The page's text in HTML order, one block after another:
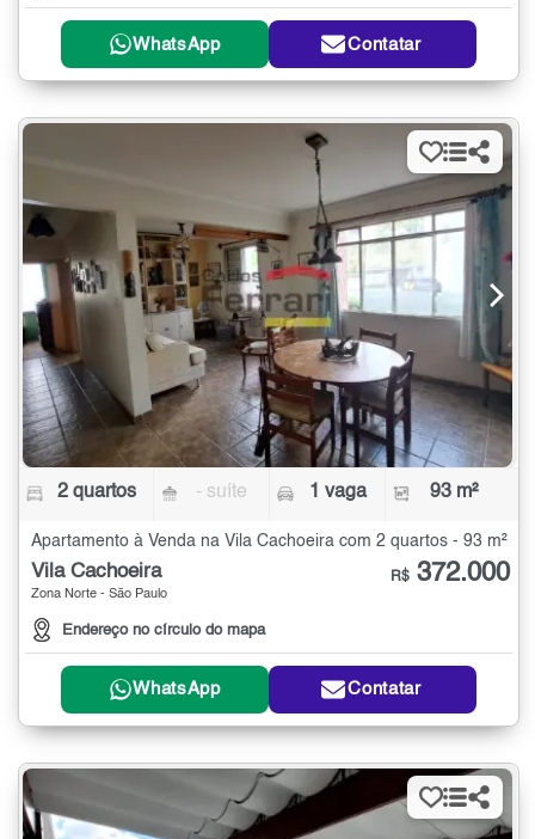
WhatsApp Contatar
2 quartos - suíte 1 vaga 93 m²
Apartamento à Venda na Vila Cachoeira com 2 quartos - 93 m²
Vila Cachoeira
Zona Norte - São Paulo
Endereço no círculo do mapa
R$ 372.000
WhatsApp Contatar